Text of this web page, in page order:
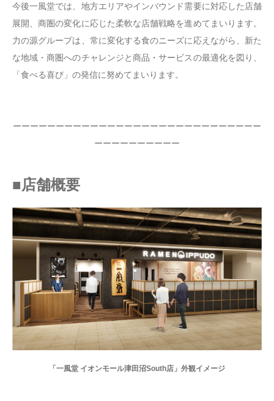
今後一風堂では、地方エリアやインバウンド需要に対応した店舗
展開、商圏の変化に応じた柔軟な店舗戦略を進めてまいります。
力の源グループは、常に変化する食のニーズに応えながら、新た
な地域・商圏へのチャレンジと商品・サービスの最適化を図り、
「食べる喜び」の発信に努めてまいります。
ーーーーーーーーーーーーーーーーーーーーーーーーーーーーー
ーーーーーーーーーー
■店舗概要
「一風堂 イオンモール津田沼South店」外観イメージ